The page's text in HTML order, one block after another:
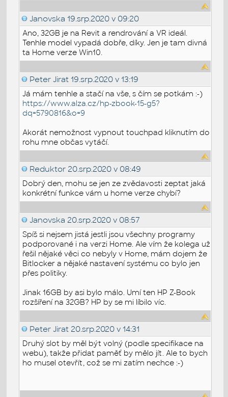
Janovska 19.srp.2020 v 09:20
Ano, 32GB je na Revit a rendrování a VR ideál.
Tenhle model vypadá dobře, díky. Jen je tam divná
ta Home verze Win10.
Peter Jirat 19.srp.2020 v 13:19
Já mám tenhle a stačí na vše, s čím se potkám :-)
https://www.alza.cz/hp-zbook-15-g5?
dq=5790816&o=9
Akorát nemožnost vypnout touchpad kliknutím do
rohu mne občas vytáčí.
Reduktor 20.srp.2020 v 08:49
Dobrý den, mohu se jen ze zvědavosti zeptat jaká
konkrétní funkce vám u home verze chybí?
Janovska 20.srp.2020 v 08:57
Spíš si nejsem jistá jestli jsou všechny programy
podporované i na verzi Home. Ale vím že kolega už
řešil nějaké věci co nebyly v Home, mám dojem že
Bitlocker a nějaké nastavení systému co bylo jen
přes politiky.
Jinak 16GB by asi bylo málo. Umí ten HP Z-Book
rozšíření na 32GB? HP by se mi líbilo víc.
Peter Jirat 20.srp.2020 v 14:31
Druhý slot by měl být volný (podle specifikace na
webu), takže přidat paměť by mělo jít. Ale to bych
ho musel otevřít, což se mi zatím nechce :-)